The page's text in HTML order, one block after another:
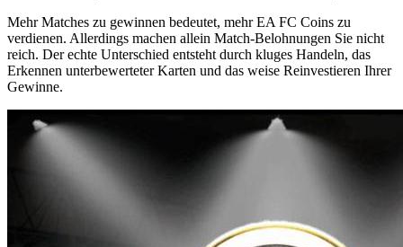
Mehr Matches zu gewinnen bedeutet, mehr EA FC Coins zu
verdienen. Allerdings machen allein Match-Belohnungen Sie nicht
reich. Der echte Unterschied entsteht durch kluges Handeln, das
Erkennen unterbewerteter Karten und das weise Reinvestieren Ihrer
Gewinne.